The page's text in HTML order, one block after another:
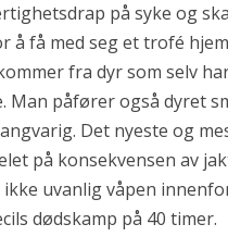
på syke og
å få med seg et trofé
fra dyr som selv
Man påfører også dyret
Det nyeste og
på konsekvensen av
ikke uvanlig våpen
dødskamp på 40 timer.